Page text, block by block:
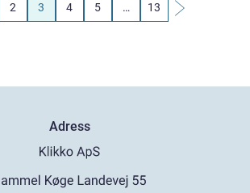
2 3 4 5 … 13
Adress